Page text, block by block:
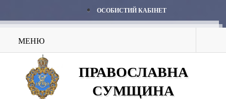
ОСОБИСТИЙ КАБІНЕТ
МЕНЮ
ПРАВОСЛАВНА
СУМЩИНА